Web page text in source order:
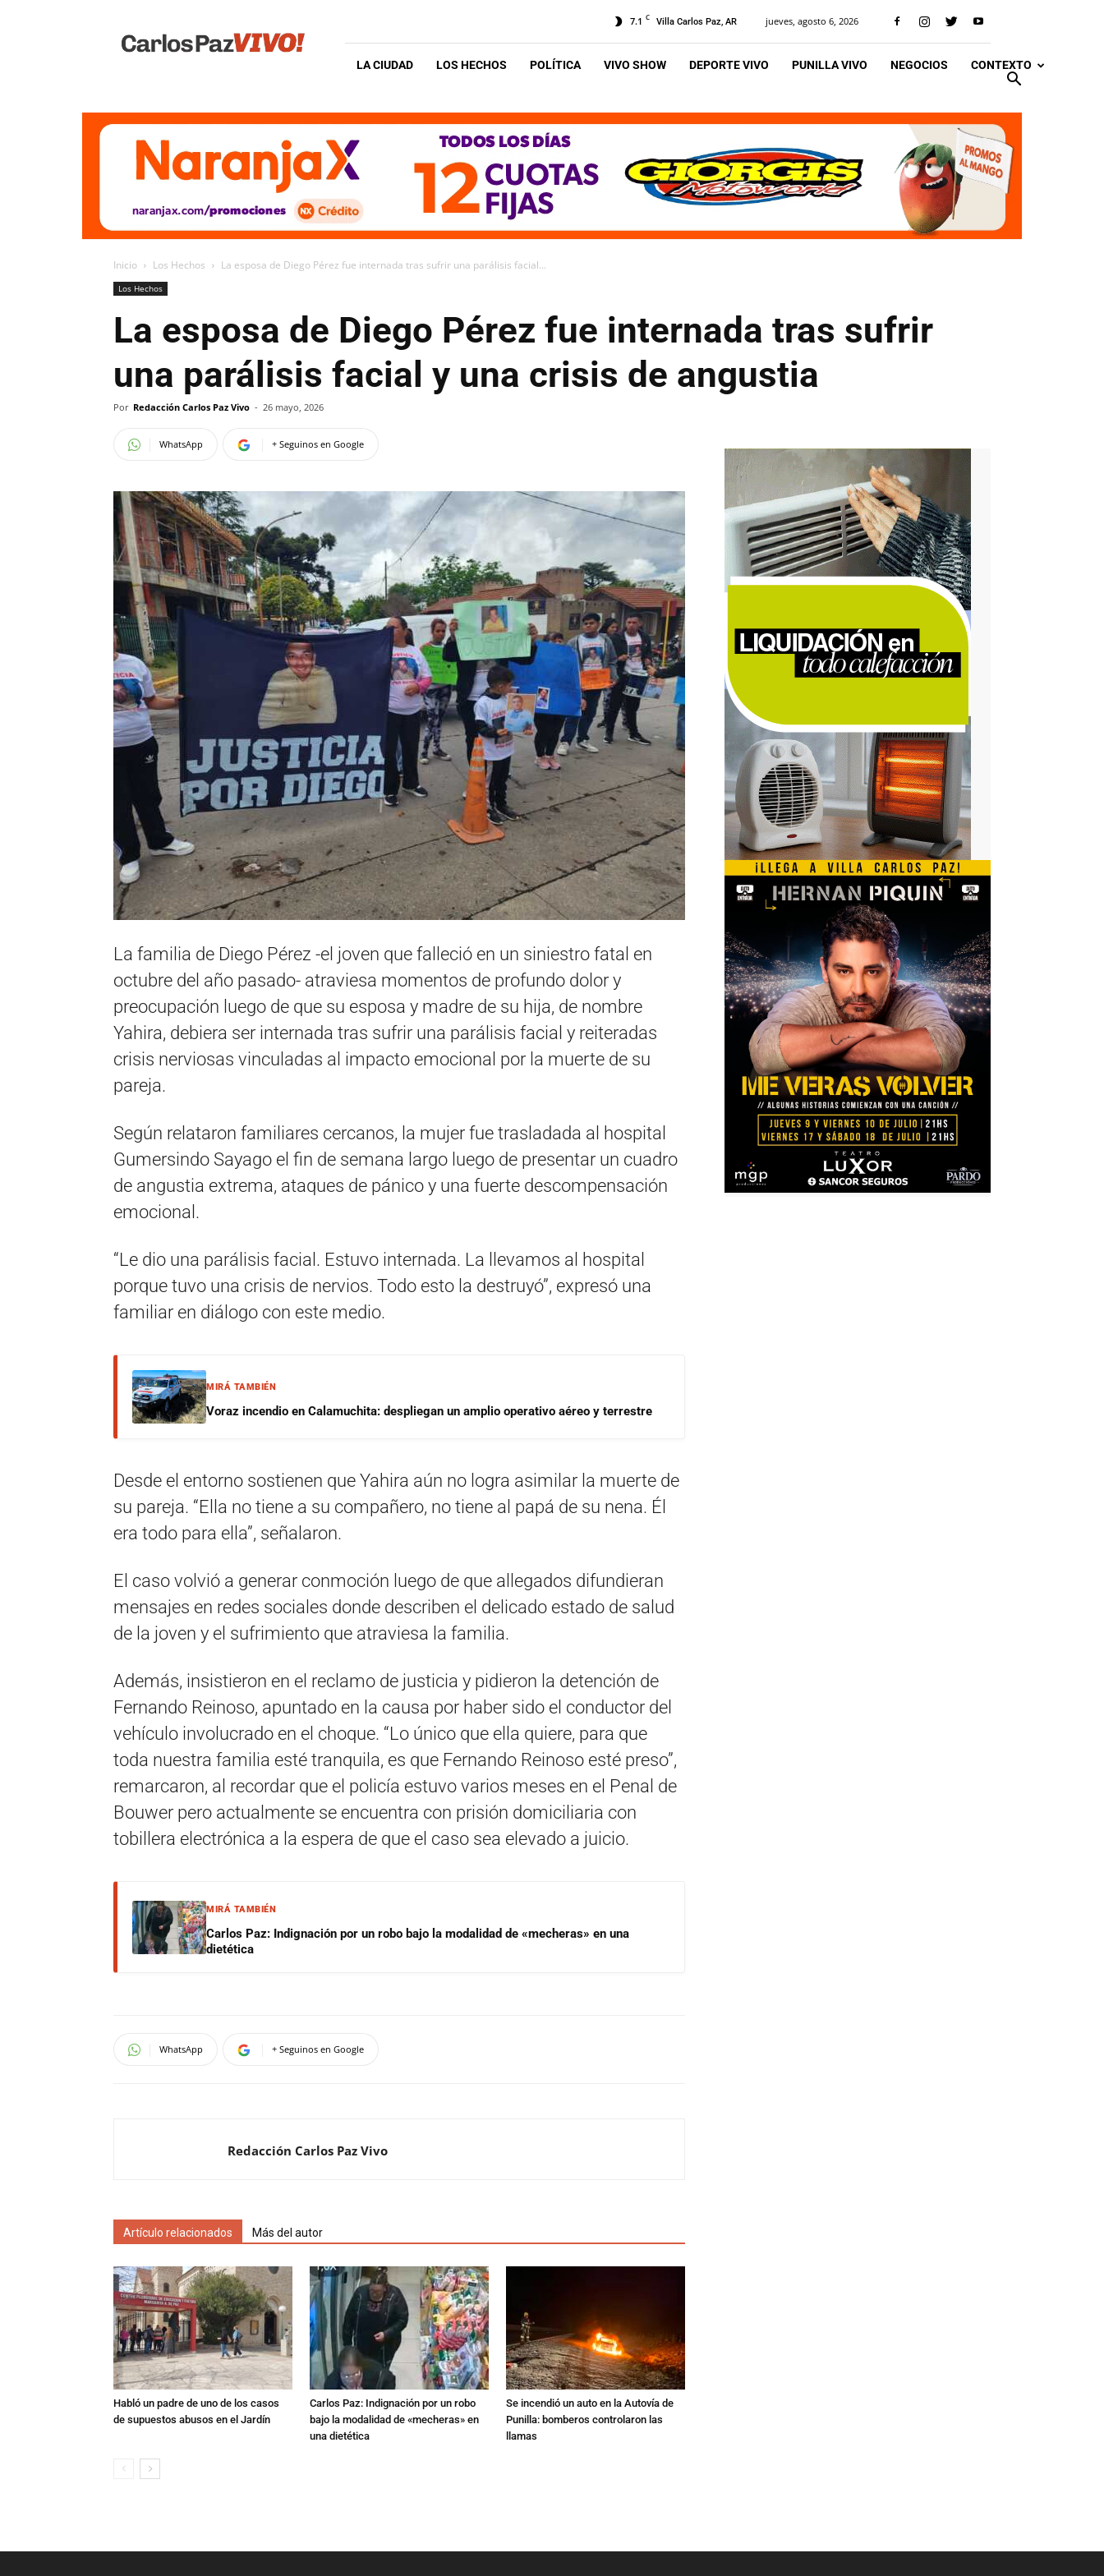
Vivo
7.1 C Villa Carlos Paz, AR jueves, agosto 6, 2026
LA CIUDAD LOS HECHOS POLÍTICA VIVO SHOW DEPORTE VIVO PUNILLA VIVO NEGOCIOS CONTEXTO
Inicio Los Hechos La esposa de Diego Pérez fue internada tras sufrir una parálisis facial...
Los Hechos
La esposa de Diego Pérez fue internada tras sufrir
una parálisis facial y una crisis de angustia
Por Redacción Carlos Paz Vivo - 26 mayo, 2026
WhatsApp + Seguinos en Google
La familia de Diego Pérez -el joven que falleció en un siniestro fatal en
octubre del año pasado- atraviesa momentos de profundo dolor y
preocupación luego de que su esposa y madre de su hija, de nombre
Yahira, debiera ser internada tras sufrir una parálisis facial y reiteradas
crisis nerviosas vinculadas al impacto emocional por la muerte de su
pareja.
Según relataron familiares cercanos, la mujer fue trasladada al hospital
Gumersindo Sayago el fin de semana largo luego de presentar un cuadro
de angustia extrema, ataques de pánico y una fuerte descompensación
emocional.
“Le dio una parálisis facial. Estuvo internada. La llevamos al hospital
porque tuvo una crisis de nervios. Todo esto la destruyó”, expresó una
familiar en diálogo con este medio.
MIRÁ TAMBIÉN
Voraz incendio en Calamuchita: despliegan un amplio operativo aéreo y terrestre
Desde el entorno sostienen que Yahira aún no logra asimilar la muerte de
su pareja. “Ella no tiene a su compañero, no tiene al papá de su nena. Él
era todo para ella”, señalaron.
El caso volvió a generar conmoción luego de que allegados difundieran
mensajes en redes sociales donde describen el delicado estado de salud
de la joven y el sufrimiento que atraviesa la familia.
Además, insistieron en el reclamo de justicia y pidieron la detención de
Fernando Reinoso, apuntado en la causa por haber sido el conductor del
vehículo involucrado en el choque. “Lo único que ella quiere, para que
toda nuestra familia esté tranquila, es que Fernando Reinoso esté preso”,
remarcaron, al recordar que el policía estuvo varios meses en el Penal de
Bouwer pero actualmente se encuentra con prisión domiciliaria con
tobillera electrónica a la espera de que el caso sea elevado a juicio.
MIRÁ TAMBIÉN
Carlos Paz: Indignación por un robo bajo la modalidad de «mecheras» en una
dietética
WhatsApp + Seguinos en Google
Redacción Carlos Paz Vivo
Artículo relacionados Más del autor
Habló un padre de uno de los casos
de supuestos abusos en el Jardín
Carlos Paz: Indignación por un robo
bajo la modalidad de «mecheras» en
una dietética
Se incendió un auto en la Autovía de
Punilla: bomberos controlaron las
llamas